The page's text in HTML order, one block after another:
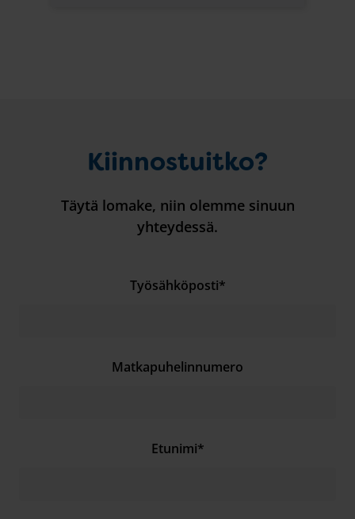
Kiinnostuitko?
Täytä lomake, niin olemme sinuun
yhteydessä.
Työsähköposti*
Matkapuhelinnumero
Etunimi*